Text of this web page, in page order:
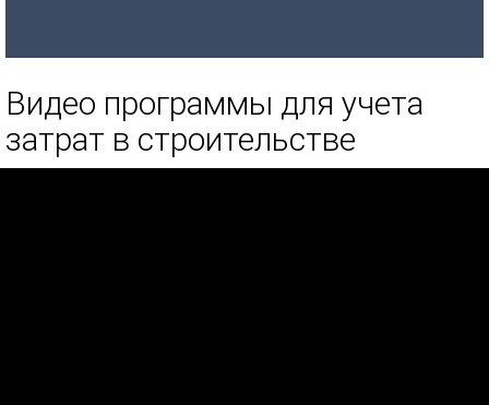
Видео программы для учета
затрат в строительстве